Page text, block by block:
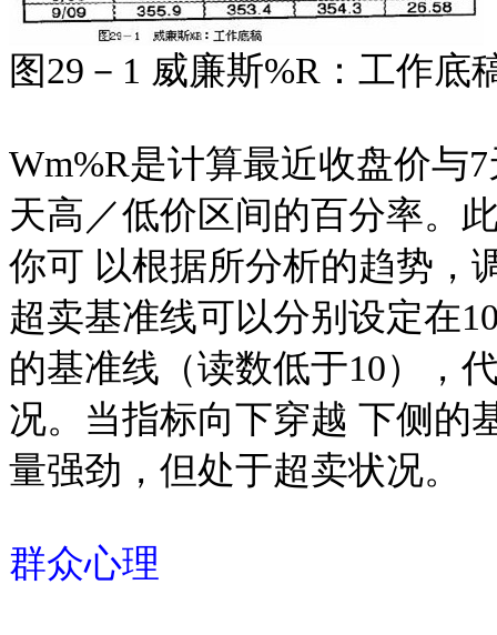
图29－1 威廉斯%R：工作底
Wm%R是计算最近收盘价与
天高／低价区间的百分率。
你可 以根据所分析的趋势，
超卖基准线可以分别设定在
的基准线（读数低于10），
况。当指标向下穿越 下侧的
量强劲，但处于超卖状况。
群众心理